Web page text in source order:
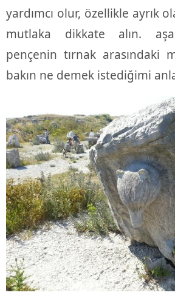
yardımcı olur, özellikle ayrık
mutlaka dikkate alın.
pençenin tırnak arasındaki
bakın ne demek istediğimi